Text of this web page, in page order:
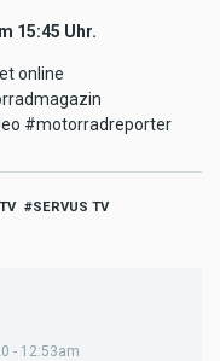
15:45 Uhr.
online
#motorradreporter
SERVUS TV
- 12:53am